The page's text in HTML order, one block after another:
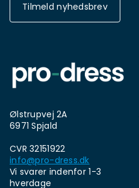
Tilmeld nyhedsbrev
Ølstrupvej 2A
6971 Spjald
CVR 32151922
info@pro-dress.dk
Vi svarer indenfor 1-3
hverdage